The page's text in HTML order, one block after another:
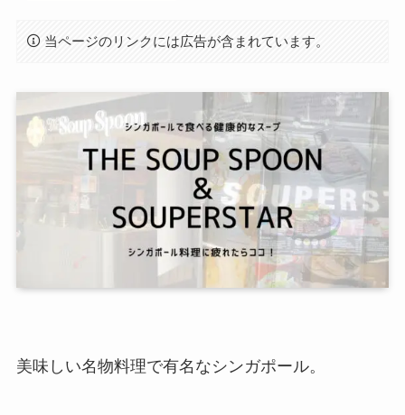
当ページのリンクには広告が含まれています。
美味しい名物料理で有名なシンガポール。